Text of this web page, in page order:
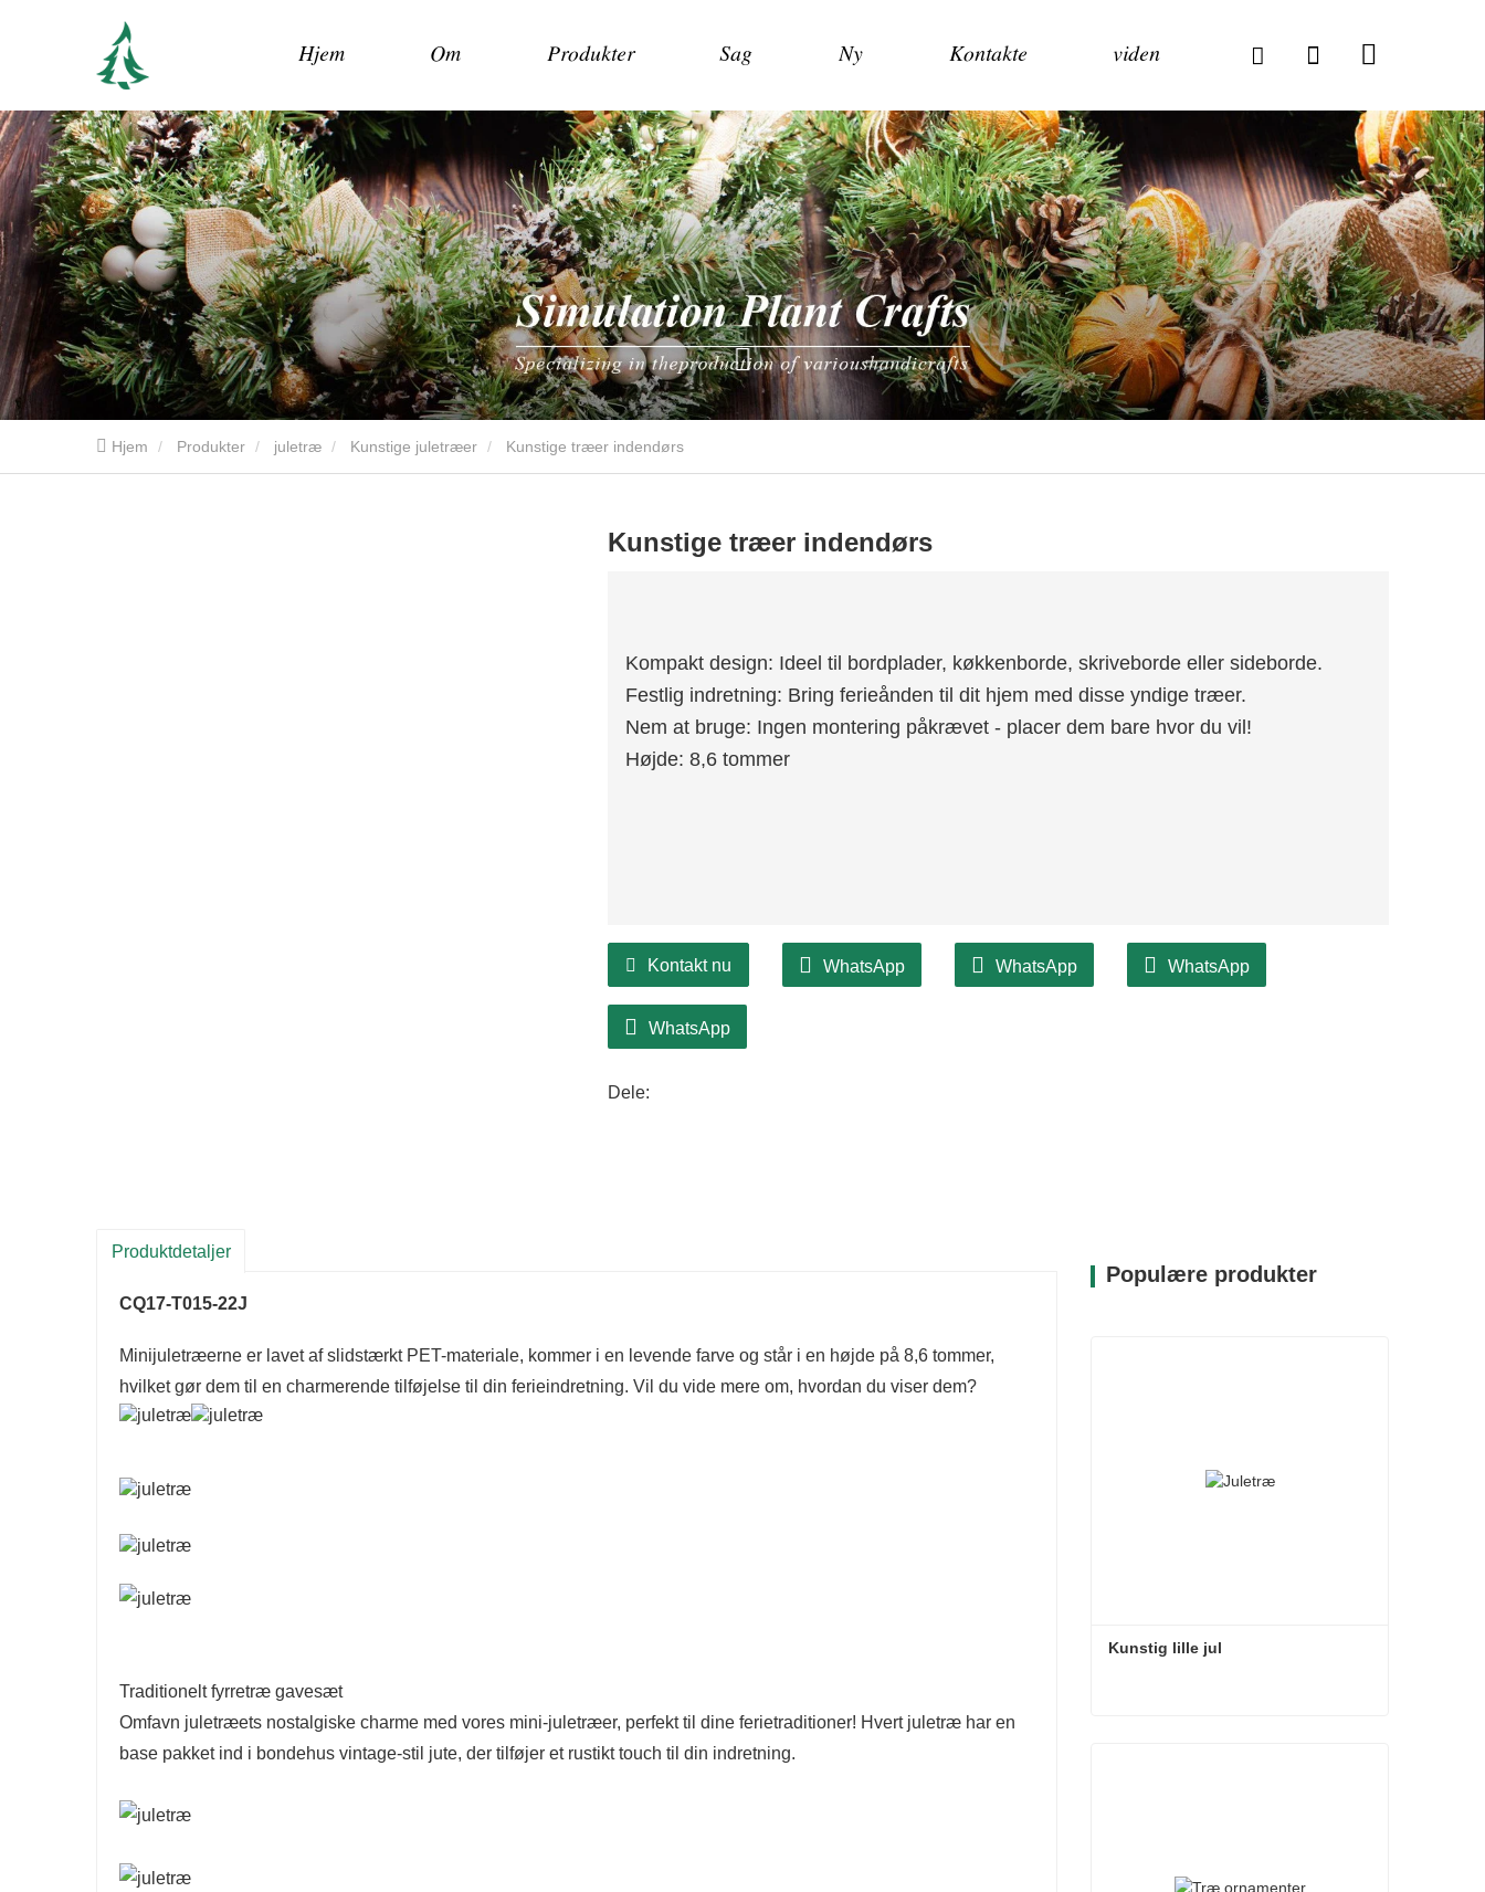
Hjem Om Produkter Sag Ny Kontakte viden
Hjem Produkter juletræ Kunstige juletræer Kunstige træer indendørs
Kunstige træer indendørs
Kompakt design: Ideel til bordplader, køkkenborde, skriveborde eller sideborde.
Festlig indretning: Bring ferieånden til dit hjem med disse yndige træer.
Nem at bruge: Ingen montering påkrævet - placer dem bare hvor du vil!
Højde: 8,6 tommer
Kontakt nu WhatsApp WhatsApp WhatsApp
WhatsApp
Dele:
Produktdetaljer
CQ17-T015-22J
Minijuletræerne er lavet af slidstærkt PET-materiale, kommer i en levende farve og står i en højde på 8,6 tommer,
hvilket gør dem til en charmerende tilføjelse til din ferieindretning. Vil du vide mere om, hvordan du viser dem?
Traditionelt fyrretræ gavesæt
Omfavn juletræets nostalgiske charme med vores mini-juletræer, perfekt til dine ferietraditioner! Hvert juletræ har en
base pakket ind i bondehus vintage-stil jute, der tilføjer et rustikt touch til din indretning.
Populære produkter
Kunstig lille jul